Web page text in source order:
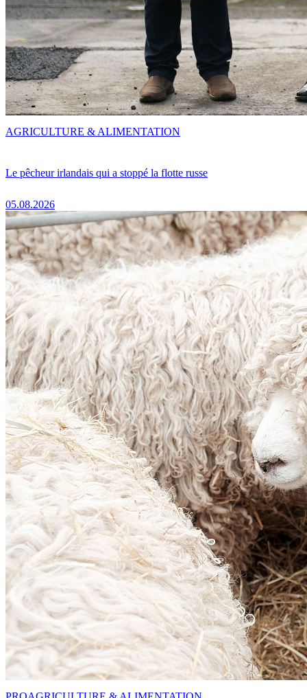
Le pêcheur irlandais qui a stoppé la flotte russe
05.08.2026
AGRICULTURE & ALIMENTATION